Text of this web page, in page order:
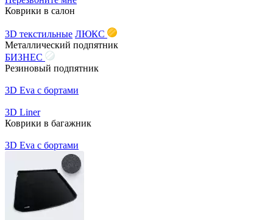
Коврики в салон
3D текстильные ЛЮКС
Металлический подпятник
БИЗНЕС
Резиновый подпятник
3D Eva с бортами
3D Liner
Коврики в багажник
3D Eva с бортами